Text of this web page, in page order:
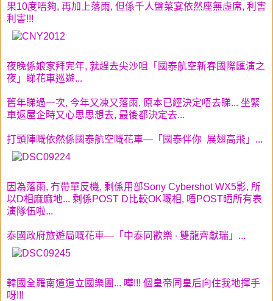
果10度唔夠, 再加上落雨, 但係千人盤菜宴依然座無虛席, 利害
利害!!!
夜晚係娘家拜完年, 就趕去尖沙咀「國泰航空新春國際匯演之
夜」睇花車巡遊...
舊年睇過一次, 今年又凍又落雨, 原本已經決定唔去睇... 坐緊
車返屋企時又心思思想去, 最後都決定去...
打頭陣嘅依然係國泰航空嘅花車—「國泰伴你 展翅高飛」...
因為落雨, 冇帶單反機, 剩係用部Sony Cybershot WX5影, 所
以D相麻麻地... 剩係POST D比較OK嘅相, 唔POST晒所有表
演隊伍啦...
泰國政府旅遊局嘅花車— 「 中泰同歡樂 ‧ 雙龍齊獻瑞 」 ...
韓國全羅南道道立國樂團... 嘩!!! 個皇帝同皇后向住我地揮手
呀!!!